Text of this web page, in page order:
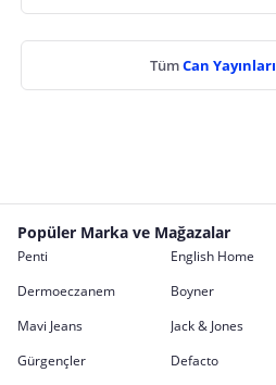
TümCan Yayınları
Popüler Marka ve Mağazalar
Penti English Home
Dermoeczanem
Boyner
Mavi Jeans
Jack & Jones
Gürgençler
Defacto